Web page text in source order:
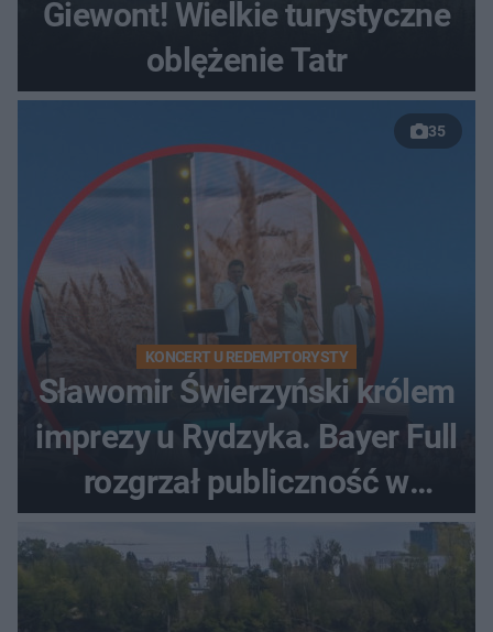
Giewont! Wielkie turystyczne
oblężenie Tatr
35
KONCERT U REDEMPTORYSTY
Sławomir Świerzyński królem
imprezy u Rydzyka. Bayer Full
rozgrzał publiczność w
Toruniu